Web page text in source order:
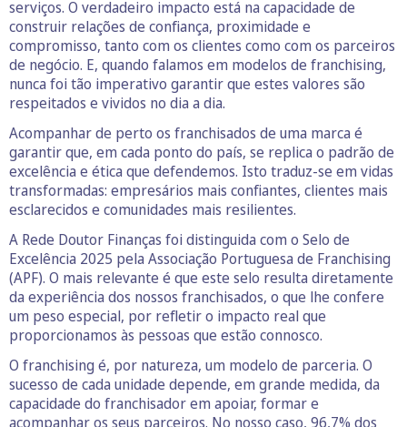
serviços. O verdadeiro impacto está na capacidade de
construir relações de confiança, proximidade e
compromisso, tanto com os clientes como com os parceiros
de negócio. E, quando falamos em modelos de franchising,
nunca foi tão imperativo garantir que estes valores são
respeitados e vividos no dia a dia.
Acompanhar de perto os franchisados de uma marca é
garantir que, em cada ponto do país, se replica o padrão de
excelência e ética que defendemos. Isto traduz-se em vidas
transformadas: empresários mais confiantes, clientes mais
esclarecidos e comunidades mais resilientes.
A Rede Doutor Finanças foi distinguida com o Selo de
Excelência 2025 pela Associação Portuguesa de Franchising
(APF). O mais relevante é que este selo resulta diretamente
da experiência dos nossos franchisados, o que lhe confere
um peso especial, por refletir o impacto real que
proporcionamos às pessoas que estão connosco.
O franchising é, por natureza, um modelo de parceria. O
sucesso de cada unidade depende, em grande medida, da
capacidade do franchisador em apoiar, formar e
acompanhar os seus parceiros. No nosso caso, 96,7% dos